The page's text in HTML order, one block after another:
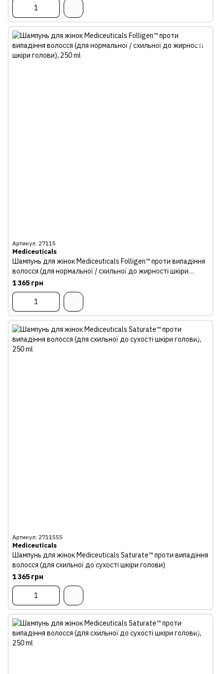
Артикул: 27115
Mediceuticals
Шампунь для жінок Mediceuticals Folligen™ проти випадіння
волосся (для нормальної / схильної до жирності шкіри
голови)
1 365 грн
Артикул: 2711555
Mediceuticals
Шампунь для жінок Mediceuticals Saturate™ проти випадіння
волосся (для схильної до сухості шкіри голови)
1 365 грн